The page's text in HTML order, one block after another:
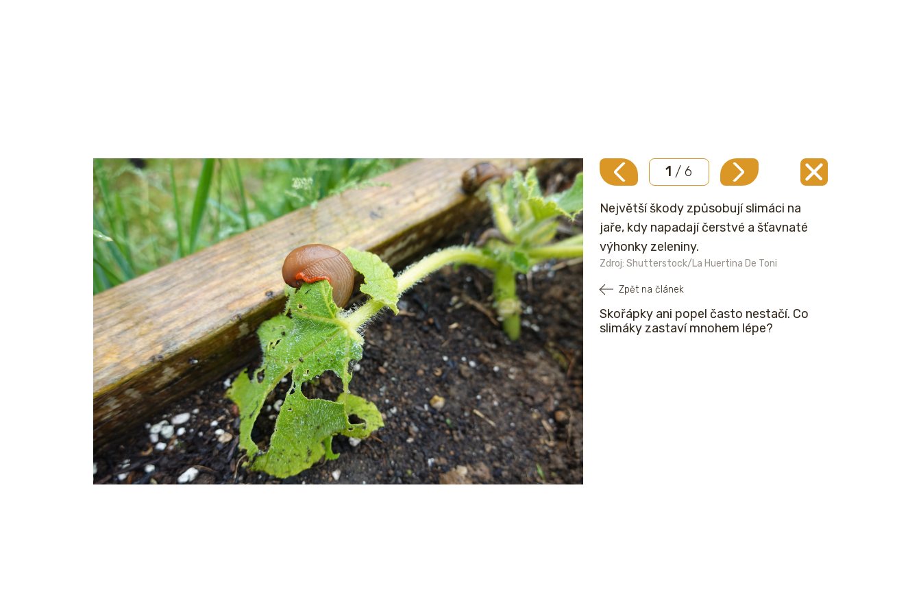
1 / 6
Největší škody způsobují slimáci na
jaře, kdy napadají čerstvé a šťavnaté
výhonky zeleniny.
Zdroj: Shutterstock/La Huertina De Toni
Zpět na článek
Skořápky ani popel často nestačí. Co
slimáky zastaví mnohem lépe?